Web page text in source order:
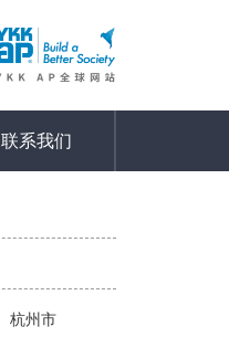
联系我们
杭州市